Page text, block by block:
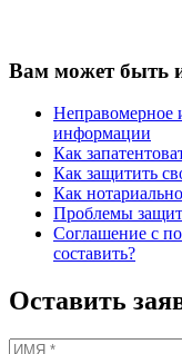
Вам может быть
Неправомерное
информации
Как
Как защитить
Как
Проблемы
Соглашение с
составить?
Оставить